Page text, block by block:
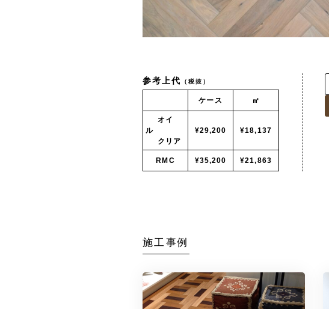
参考上代 （税抜）
ケース ㎡
オイ
ル
クリア
¥29,200 ¥18,137
RMC ¥35,200 ¥21,863
施工事例